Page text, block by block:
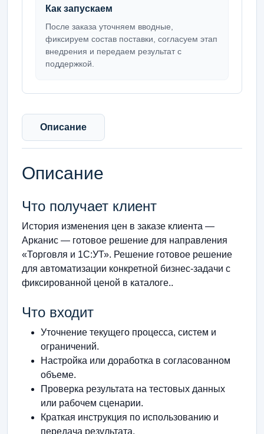
Как запускаем
После заказа уточняем вводные,
фиксируем состав поставки, согласуем этап
внедрения и передаем результат с
поддержкой.
Описание
Описание
Что получает клиент
История изменения цен в заказе клиента —
Арканис — готовое решение для направления
«Торговля и 1С:УТ». Решение готовое решение
для автоматизации конкретной бизнес-задачи с
фиксированной ценой в каталоге..
Что входит
Уточнение текущего процесса, систем и
ограничений.
Настройка или доработка в согласованном
объеме.
Проверка результата на тестовых данных
или рабочем сценарии.
Краткая инструкция по использованию и
передача результата.